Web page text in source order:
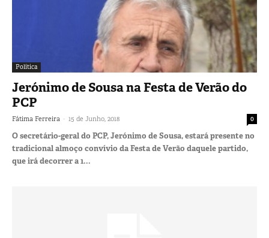
Política
Jerónimo de Sousa na Festa de Verão do
PCP
Fátima Ferreira - 15 de Junho, 2018 0
O secretário-geral do PCP, Jerónimo de Sousa, estará presente no
tradicional almoço convívio da Festa de Verão daquele partido,
que irá decorrer a 1...